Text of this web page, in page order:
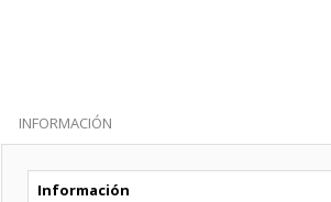
INFORMACIÓN
Información